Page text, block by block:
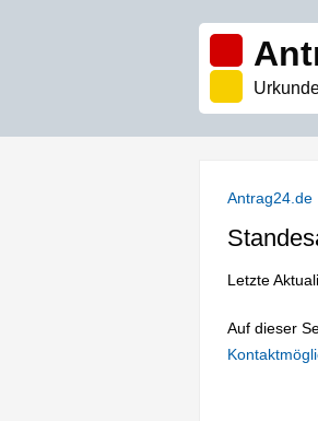
Antrag24.de
Letzte
Auf dieser